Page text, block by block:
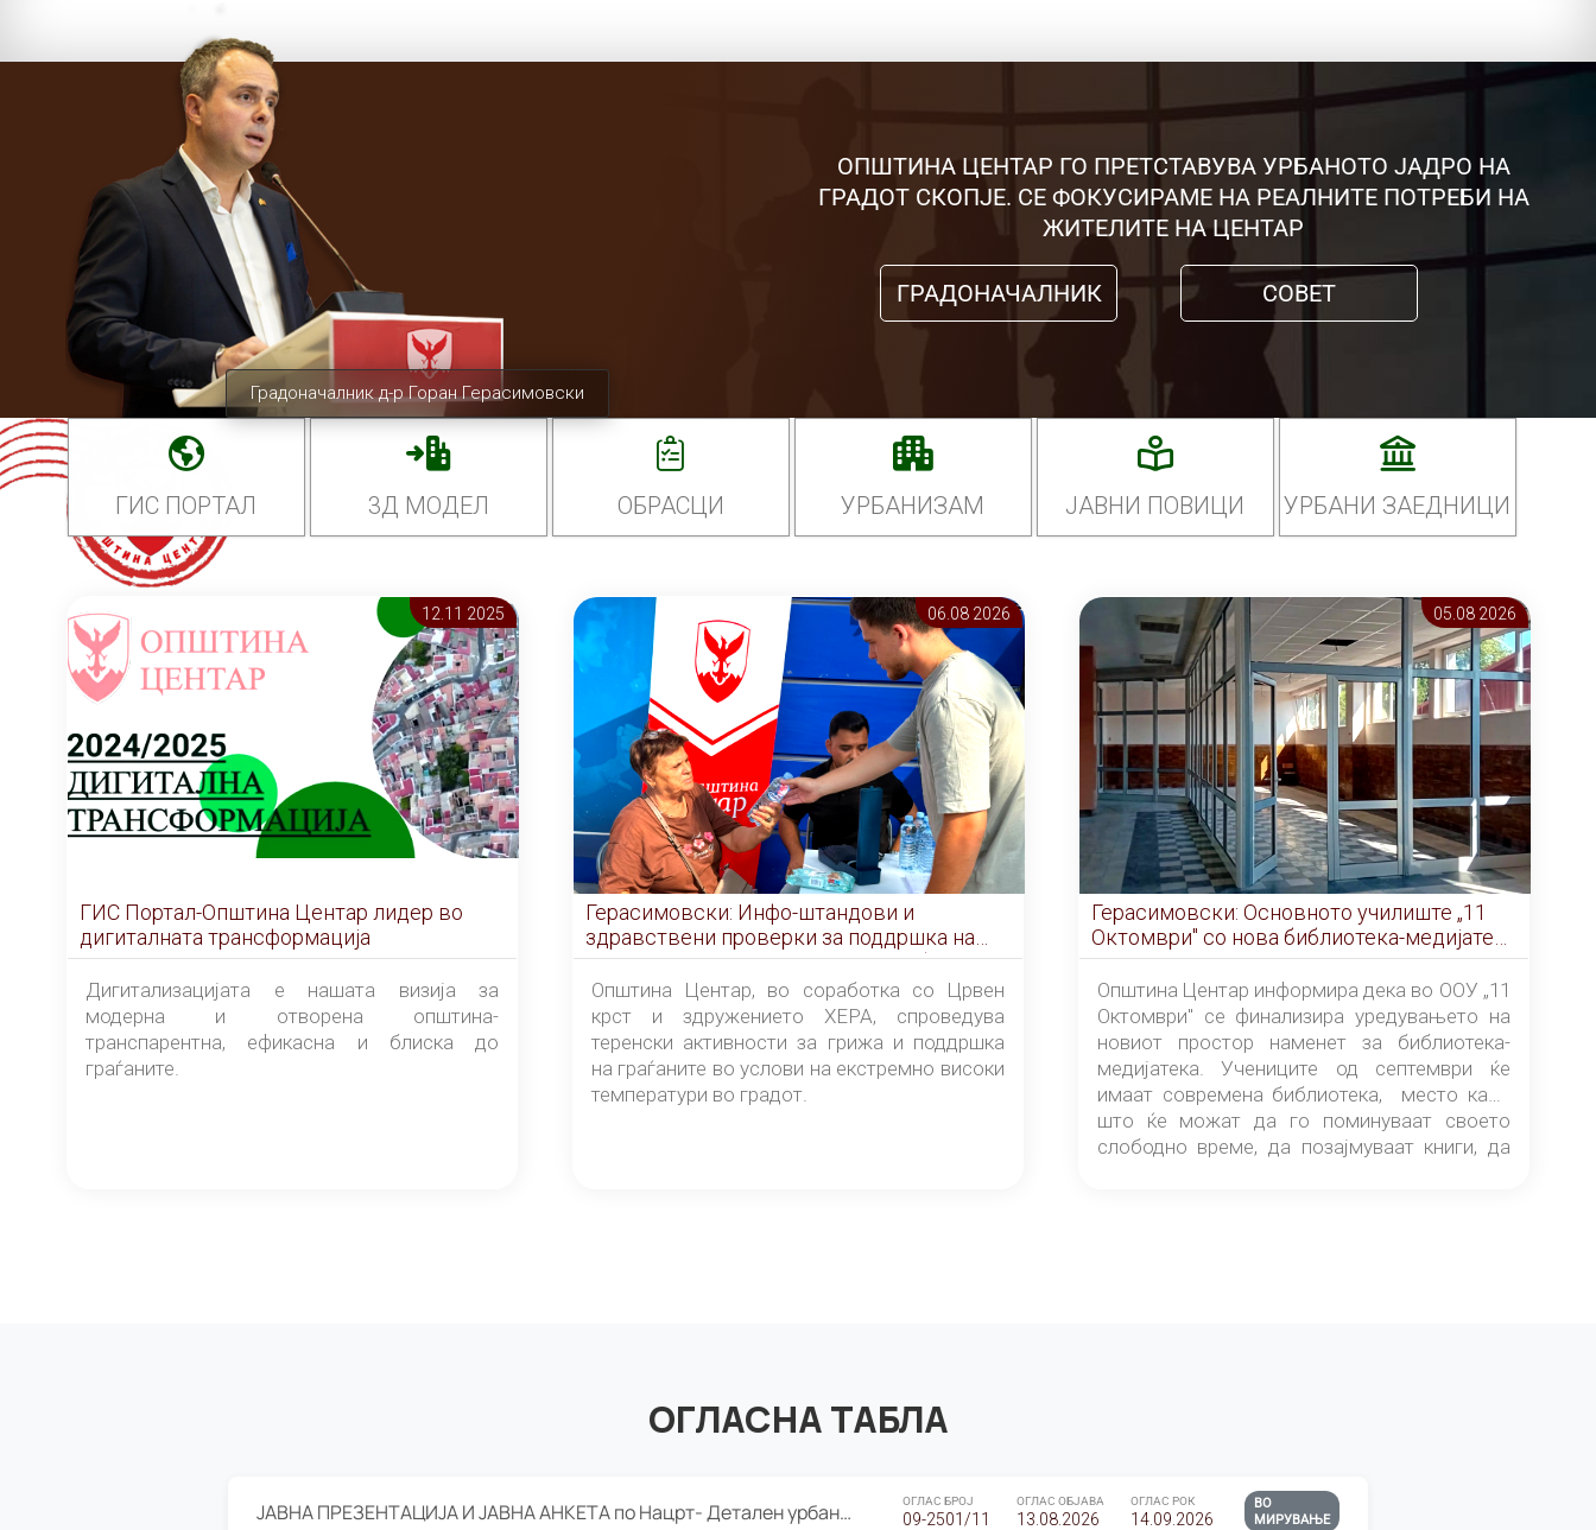
Градоначалник д-р Горан Герасимовски
ОПШТИНА ЦЕНТАР ГО ПРЕТСТАВУВА УРБАНОТО ЈАДРО НА
ГРАДОТ СКОПЈЕ. СЕ ФОКУСИРАМЕ НА РЕАЛНИТЕ ПОТРЕБИ НА
ЖИТЕЛИТЕ НА ЦЕНТАР
ГРАДОНАЧАЛНИК СОВЕТ
ГИС ПОРТАЛ 3Д МОДЕЛ ОБРАСЦИ УРБАНИЗАМ ЈАВНИ ПОВИЦИ УРБАНИ ЗАЕДНИЦИ
12.11 2025
ГИС Портал-Општина Центар лидер во
дигиталната трансформација
Дигитализацијата е нашата визија за
модерна и отворена општина-
транспарентна, ефикасна и блиска до
граѓаните.
06.08 2026
Герасимовски: Инфо-штандови и
здравствени проверки за поддршка на
граѓаните во услови на топлотен бран
Општина Центар, во соработка со Црвен
крст и здружението ХЕРА, спроведува
теренски активности за грижа и поддршка
на граѓаните во услови на екстремно високи
температури во градот.
05.08 2026
Герасимовски: Основното училиште „11
Октомври" со нова библиотека-медијатека
од септември
Општина Центар информира дека во ООУ „11
Октомври" се финализира уредувањето на
новиот простор наменет за библиотека-
медијатека. Учениците од септември ќе
имаат современа библиотека, место каде
што ќе можат да го поминуваат своето
слободно време, да позајмуваат книги, да
ОГЛАСНА ТАБЛА
ЈАВНА ПРЕЗЕНТАЦИЈА И ЈАВНА АНКЕТА по Нацрт- Детален урбанистички план Градска четврт Ј 05- Барутана, Општина Центар- Скопје, плански период 2025-2030 ОГЛАС БРОЈ
09-2501/11
ОГЛАС ОБЈАВА
13.08.2026
ОГЛАС РОК
14.09.2026
ВО
МИРУВАЊЕ